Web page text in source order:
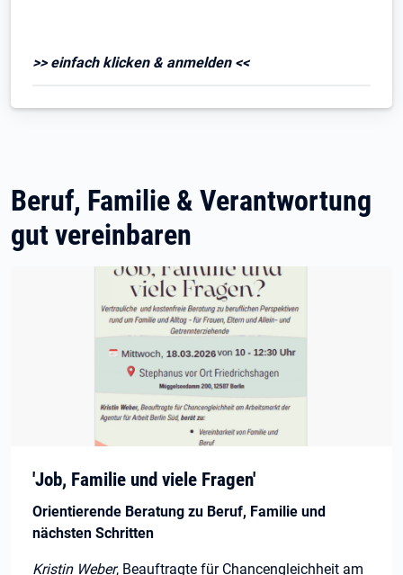
>> einfach klicken & anmelden <<
Beruf, Familie & Verantwortung
gut vereinbaren
'Job, Familie und viele Fragen'
Orientierende Beratung zu Beruf, Familie und
nächsten Schritten
Kristin Weber, Beauftragte für Chancengleichheit am